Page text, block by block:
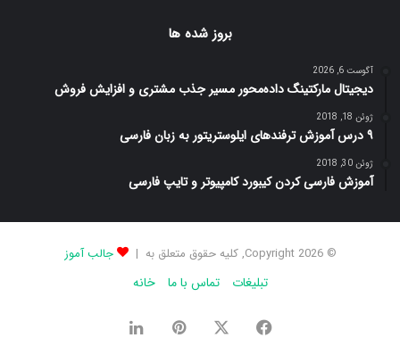
بروز شده ها
آگوست 6, 2026
دیجیتال مارکتینگ داده‌محور مسیر جذب مشتری و افزایش فروش
ژوئن 18, 2018
۹ درس آموزش ترفندهای ایلوستریتور به زبان فارسی
ژوئن 30, 2018
آموزش فارسی کردن کیبورد کامپیوتر و تایپ فارسی
© Copyright 2026, کلیه حقوق متعلق به | جالب آموز
تبلیغات تماس با ما خانه
فیس ‫پین‌ترستلینکدین